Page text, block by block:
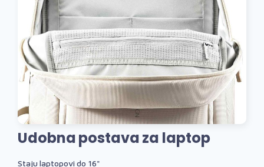
Udobna postava za laptop
Staju laptopovi do 16"